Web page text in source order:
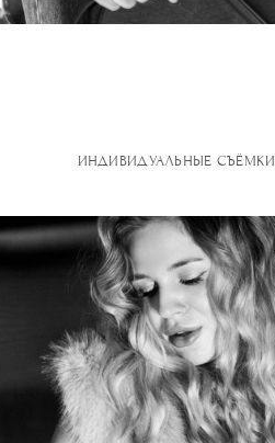
ИНДИВИДУАЛЬНЫЕ СЪЁМКИ